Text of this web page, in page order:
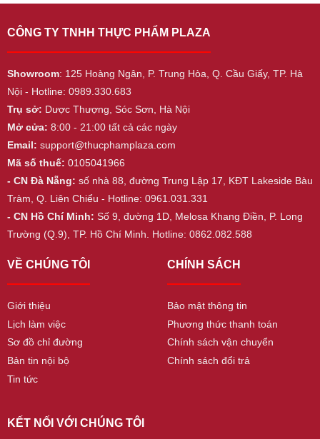
CÔNG TY TNHH THỰC PHẨM PLAZA
Showroom: 125 Hoàng Ngân, P. Trung Hòa, Q. Cầu Giấy, TP. Hà
Nội - Hotline: 0989.330.683
Trụ sở: Dược Thượng, Sóc Sơn, Hà Nội
Mở cửa: 8:00 - 21:00 tất cả các ngày
Email: support@thucphamplaza.com
Mã số thuế: 0105041966
- CN Đà Nẵng: số nhà 88, đường Trung Lập 17, KĐT Lakeside Bàu
Tràm, Q. Liên Chiểu - Hotline: 0961.031.331
- CN Hồ Chí Minh: Số 9, đường 1D, Melosa Khang Điền, P. Long
Trường (Q.9), TP. Hồ Chí Minh. Hotline: 0862.082.588
VỀ CHÚNG TÔI
Giới thiệu
Lịch làm việc
Sơ đồ chỉ đường
Bản tin nội bộ
Tin tức
CHÍNH SÁCH
Bảo mật thông tin
Phương thức thanh toán
Chính sách vận chuyển
Chính sách đổi trả
KẾT NỐI VỚI CHÚNG TÔI